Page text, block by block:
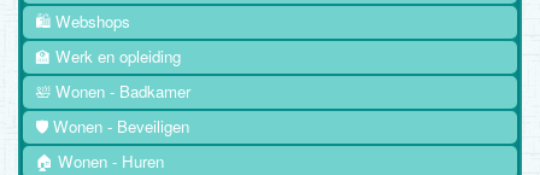
🛍️ Webshops
🏫 Werk en opleiding
🛀 Wonen - Badkamer
🛡️ Wonen - Beveiligen
🏠 Wonen - Huren